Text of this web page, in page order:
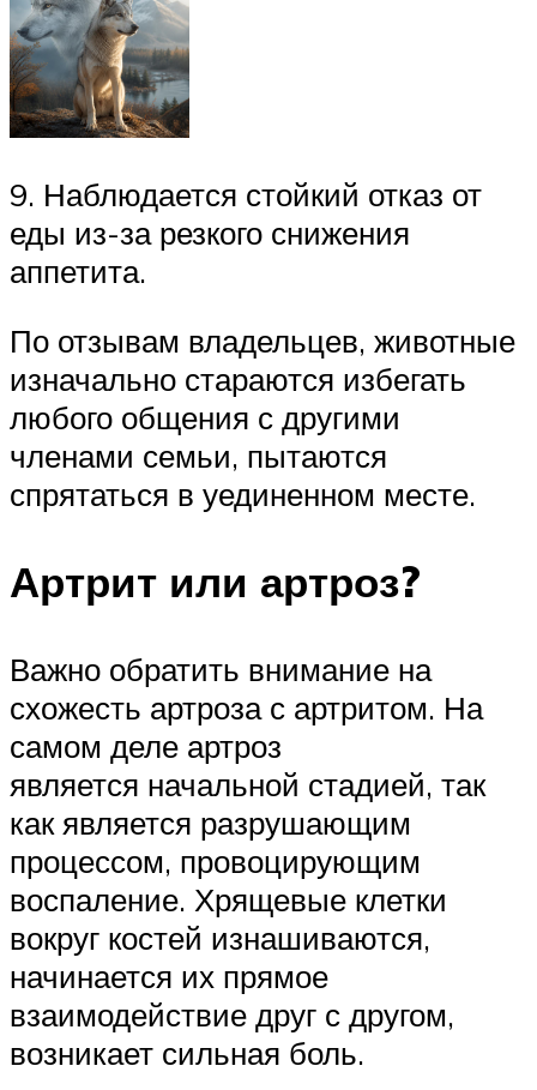
9. Наблюдается стойкий отказ от
еды из-за резкого снижения
аппетита.
По отзывам владельцев, животные
изначально стараются избегать
любого общения с другими
членами семьи, пытаются
спрятаться в уединенном месте.
Артрит или артроз?
Важно обратить внимание на
схожесть артроза с артритом. На
самом деле артроз
является начальной стадией, так
как является разрушающим
процессом, провоцирующим
воспаление. Хрящевые клетки
вокруг костей изнашиваются,
начинается их прямое
взаимодействие друг с другом,
возникает сильная боль.